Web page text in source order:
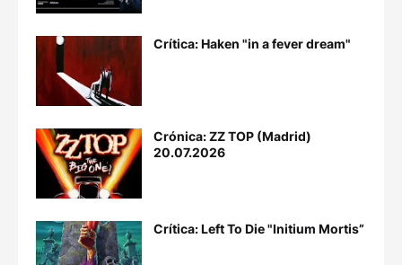
Crítica: Haken "in a fever dream"
Crónica: ZZ TOP (Madrid)
20.07.2026
Crítica: Left To Die "Initium Mortis”